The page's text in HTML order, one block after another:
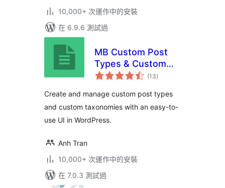
10,000+ 次運作中的安裝
在 6.9.6 測試過
MB Custom Post
Types & Custom
Taxonomies (13總
評)
Create and manage custom post types
and custom taxonomies with an easy-to-
use UI in WordPress.
Anh Tran
10,000+ 次運作中的安裝
在 7.0.3 測試過